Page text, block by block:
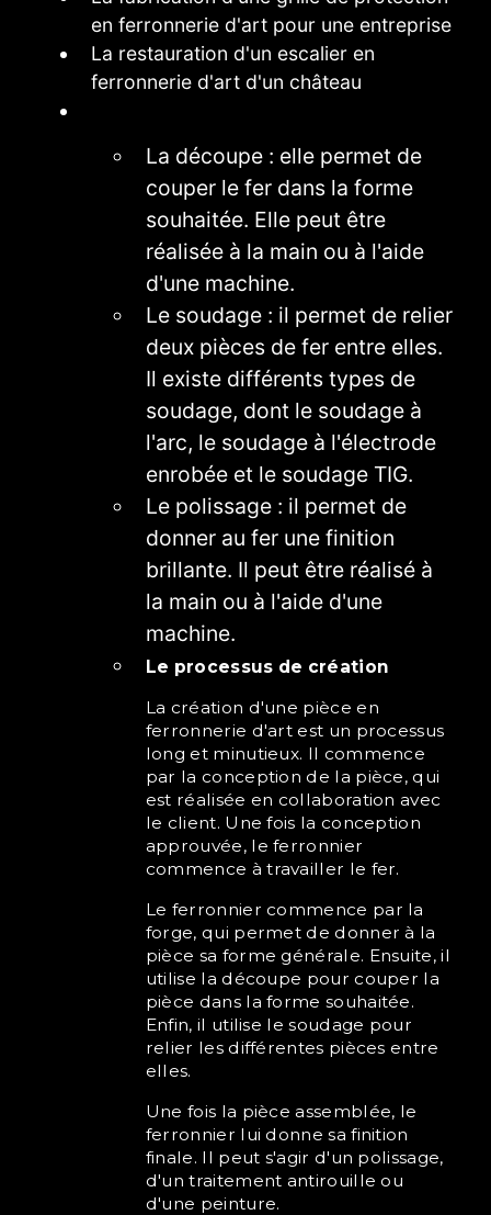
en ferronnerie d'art pour une entreprise
La restauration d'un escalier en
ferronnerie d'art d'un château
La découpe : elle permet de
couper le fer dans la forme
souhaitée. Elle peut être
réalisée à la main ou à l'aide
d'une machine.
Le soudage : il permet de relier
deux pièces de fer entre elles.
Il existe différents types de
soudage, dont le soudage à
l'arc, le soudage à l'électrode
enrobée et le soudage TIG.
Le polissage : il permet de
donner au fer une finition
brillante. Il peut être réalisé à
la main ou à l'aide d'une
machine.
Le processus de création
La création d'une pièce en
ferronnerie d'art est un processus
long et minutieux. Il commence
par la conception de la pièce, qui
est réalisée en collaboration avec
le client. Une fois la conception
approuvée, le ferronnier
commence à travailler le fer.
Le ferronnier commence par la
forge, qui permet de donner à la
pièce sa forme générale. Ensuite, il
utilise la découpe pour couper la
pièce dans la forme souhaitée.
Enfin, il utilise le soudage pour
relier les différentes pièces entre
elles.
Une fois la pièce assemblée, le
ferronnier lui donne sa finition
finale. Il peut s'agir d'un polissage,
d'un traitement antirouille ou
d'une peinture.